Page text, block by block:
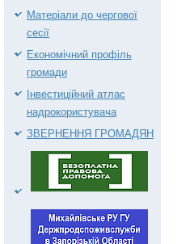
Матеріали до чергової
сесії
Економічний профіль
громади
Інвестиційний атлас
надрокористувача
ЗВЕРНЕННЯ ГРОМАДЯН